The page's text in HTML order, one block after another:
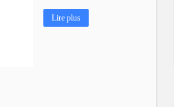
Lire plus